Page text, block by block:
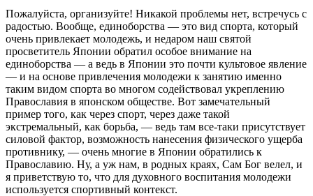
Пожалуйста, организуйте! Никакой проблемы нет, встречусь с
радостью. Вообще, единоборства — это вид спорта, который
очень привлекает молодежь, и недаром наш святой
просветитель Японии обратил особое внимание на
единоборства — а ведь в Японии это почти культовое явление
— и на основе привлечения молодежи к занятию именно
таким видом спорта во многом содействовал укреплению
Православия в японском обществе. Вот замечательный
пример того, как через спорт, через даже такой
экстремальный, как борьба, — ведь там все-таки присутствует
силовой фактор, возможность нанесения физического ущерба
противнику, — очень многие в Японии обратились к
Православию. Ну, а уж нам, в родных краях, Сам Бог велел, и
я приветствую то, что для духовного воспитания молодежи
используется спортивный контекст.